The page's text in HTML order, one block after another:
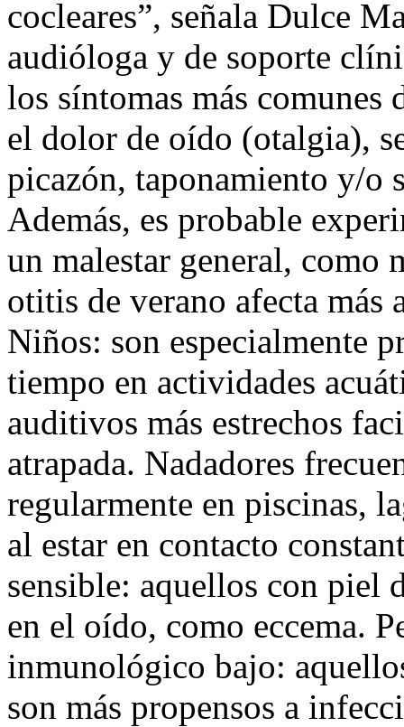
cocleares”, señala Dulce
audióloga y de soporte
los síntomas más comunes
el dolor de oído (otalgia),
picazón, taponamiento y/o
Además, es probable
un malestar general, como
otitis de verano afecta más
Niños: son especialmente
tiempo en actividades
auditivos más estrechos
atrapada. Nadadores
regularmente en piscinas,
al estar en contacto
sensible: aquellos con piel
en el oído, como eccema.
inmunológico bajo:
son más propensos a